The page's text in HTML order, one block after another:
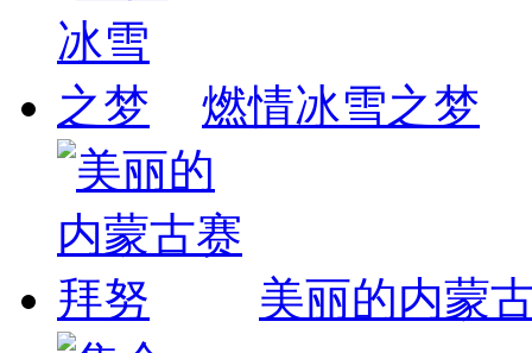
燃情冰雪之梦
美丽的内蒙